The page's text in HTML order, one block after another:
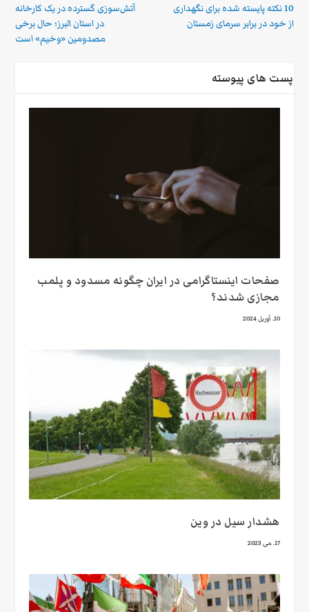
آتش‌سوزی گسترده در یک کارخانه
در استان البرز؛ حال برخی
مصدومین «وخیم» است
10 نکته پایسته شده برای نگهداری
از خود در برابر سرمای زمستان
پست های پیوسته
صفحات اینستاگرامی در ایران چگونه مسدود و پلمب
مجازی شدند؟
10. آوریل 2024
هشدار سیل در وین
17. می 2023